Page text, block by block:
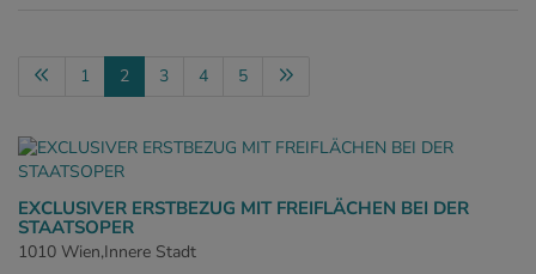
1 2 3 4 5
EXCLUSIVER ERSTBEZUG MIT FREIFLÄCHEN BEI DER
STAATSOPER
1010 Wien,Innere Stadt